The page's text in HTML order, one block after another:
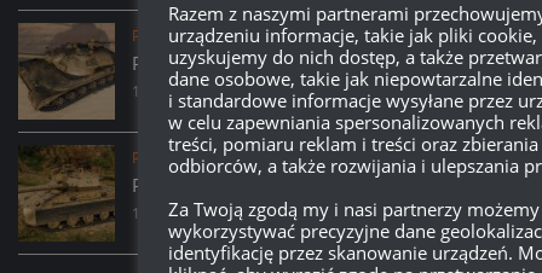
PATCHE/WORLD OF TANKS
Patch 2.3.1: 63TP Rycerski – opis i screeny
16:08, 29 CZERWCA 2026
PATCHE/WORLD OF TANKS
Patch 2.3.1: Donnola – opis i screeny
15:59, 29 CZERWCA 2026
Razem z naszymi partnerami
urządzeniu informacje, takie jak pliki cookie,
uzyskujemy do nich dostęp, a także
dane osobowe, takie jak niepowtarzalne
i standardowe informacje wysyłane przez
w celu zapewniania spersonalizowanych
treści, pomiaru reklam i treści oraz
odbiorców, a także rozwijania i ulepszania
Za Twoją zgodą my i nasi partnerzy możemy
wykorzystywać precyzyjne dane
identyfikację przez skanowanie urządzeń.